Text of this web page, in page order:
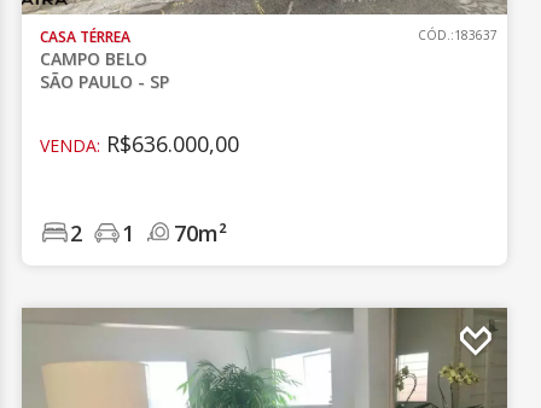
CASA TÉRREA
CAMPO BELO
SÃO PAULO - SP
CÓD.:183637
VENDA: R$636.000,00
2 1 70m²